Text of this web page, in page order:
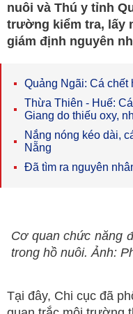
nuôi và Thú y tỉnh
trường kiểm tra, lấy
giám định nguyên
Quảng Ngãi: Cá chết
Thừa Thiên - Huế:
Giang do thiếu oxy,
Nắng nóng kéo dài,
Nẵng
Đã tìm ra nguyên
Cơ quan chức năng
trong hồ nuôi. Ảnh:
Tại đây, Chi cục đã